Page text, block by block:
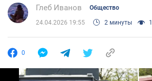
Глеб Иванов Общество
24.04.2026 19:55 2 минуты
0